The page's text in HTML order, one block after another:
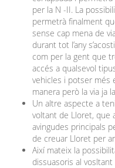
per la N -II. La
permetrà finalment
sense cap mena de
durant tot l’any
com per la gent que
accés a qualsevol
vehicles i potser més
manera però la via ja
Un altre aspecte a
voltant de Lloret, que
avingudes principals
de creuar Lloret per
Així mateix la
dissuasoris al